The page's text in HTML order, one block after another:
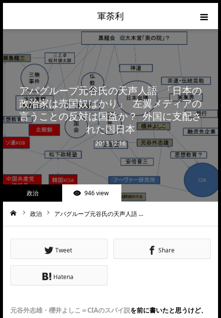
軍荼利
アパグループ元谷氏の天声人語 「日本の
政治家は売国奴ばかり」 左翼メディアの
言うことの反対は国益か？ 外国に支配さ
れた国日本
2013.12.16
政治 946 view
政治 アパグループ元谷氏の天声人語 …
Tweet Share
Hatena
元谷外志雄・櫻井よしこ＝CIAのスパイ説を前に書いたと思うけど、
ネトウヨ
政治
ライフハック
サイトマップ
about
お問合せ